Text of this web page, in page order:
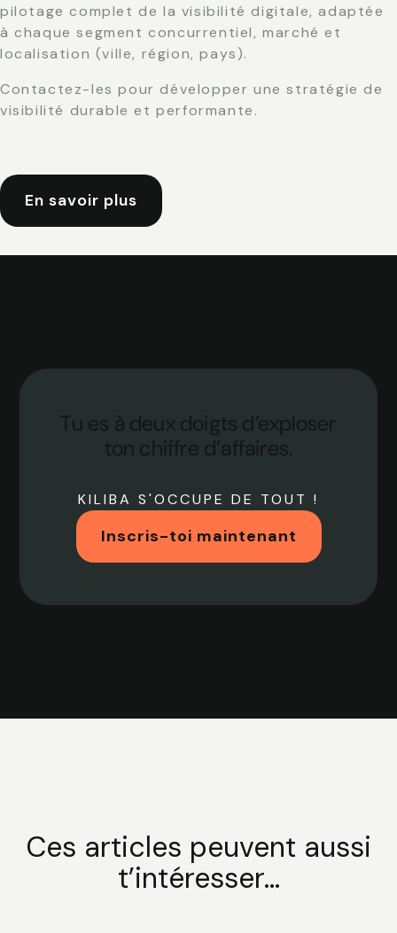
pilotage complet de la visibilité digitale, adaptée
à chaque segment concurrentiel, marché et
localisation (ville, région, pays).
Contactez-les pour développer une stratégie de
visibilité durable et performante.
En savoir plus
Tu es à deux doigts d’exploser
ton chiffre d’affaires.
KILIBA S'OCCUPE DE TOUT !
Inscris-toi maintenant
Ces articles peuvent aussi
t’intéresser...